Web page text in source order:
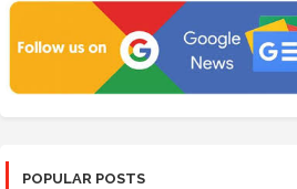
POPULAR POSTS